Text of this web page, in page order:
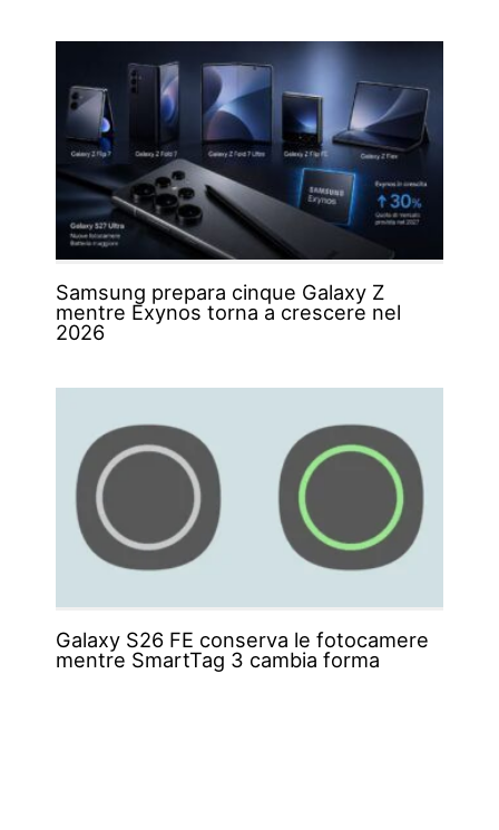
Samsung prepara cinque Galaxy Z
mentre Exynos torna a crescere nel
2026
Galaxy S26 FE conserva le fotocamere
mentre SmartTag 3 cambia forma